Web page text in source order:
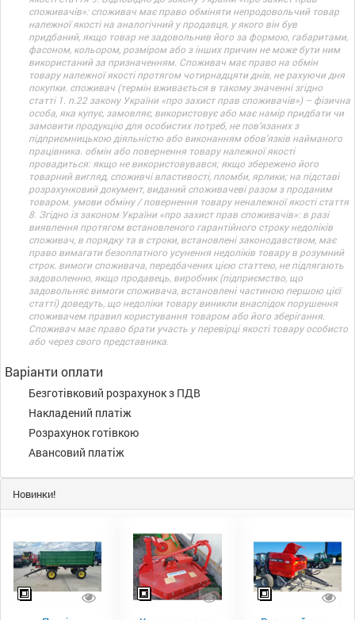
споживачів»: споживач має право обміняти непродовольчий товар
належної якості на аналогічний у продавця, у якого він був
придбаний, якщо товар не задовольнив його за формою, габаритами,
фасоном, кольором, розміром або з інших причин не може бути ним
використаний за призначенням. Споживач має право на обмін
товару належної якості протягом чотирнадцяти днів, не рахуючи дня
покупки. споживач (термін вживається в такому значенні згідно
статті 1. п.22 закону України «про захист прав споживачів») – фізична
особа, яка купує, замовляє, використовує або має намір придбати чи
замовити продукцію для особистих потреб, не пов’язаних з
підприємницькою діяльністю або виконанням обов’язків найманого
працівника. обмін або повернення товару належної якості
провадиться: якщо не використовувався; якщо збережено його
товарний вигляд, споживчі властивості, пломби, ярлики; на підставі
розрахунковий документ, виданий споживачеві разом з проданим
товаром. умови обміну / повернення товару неналежної якості стаття
8. Згідно із законом України «про захист прав споживачів»: в разі
виявлення протягом встановленого гарантійного строку недоліків
споживач, в порядку та в строки, встановлені законодавством, має
право вимагати безоплатного усунення недоліків товару в розумний
строк. вимоги споживача, передбачених цією статтею, не підлягають
задоволенню, якщо продавець, виробник (підприємство, що
задовольняє вимоги споживача, встановлені частиною першою цієї
статті) доведуть, що недоліки товару виникли внаслідок порушення
споживачем правил користування товаром або його зберігання.
Споживач має право брати участь у перевірці якості товару особисто
або через свого представника.
Варіанти оплати
Безготівковий розрахунок з ПДВ
Накладений платіж
Розрахунок готівкою
Авансовий платіж
Новинки!